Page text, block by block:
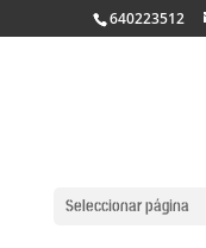
640223512
Seleccionar página
DE